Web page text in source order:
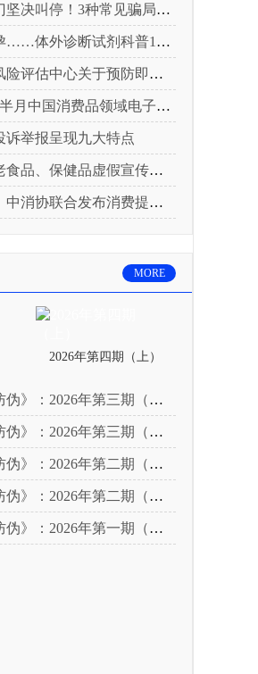
叫停！3种常见骗局“套路”曝光
诊断试剂科普10问来了！建议收藏
预防即食真空包装肉制品肉毒中毒的风险提示
品领域电子电器行业产品质量投诉分析报告》
诉举报呈现九大特点
、保健品虚假宣传识别技巧
费提示：关注检测报告：果蔬安全的“通行证”
MORE
2026年第四期（上）
》：2026年第三期（下）
》：2026年第三期（上）
》：2026年第二期（下）
》：2026年第二期（上）
》：2026年第一期（下）